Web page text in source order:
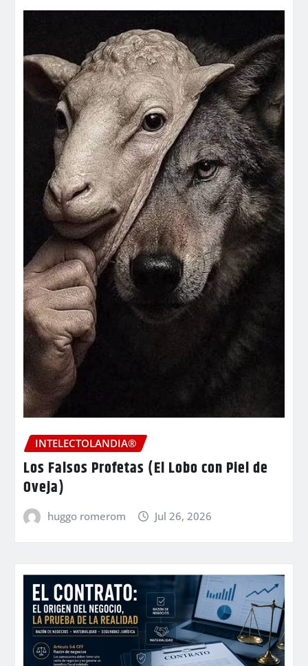
INTELECTOLANDIA®
Los Falsos Profetas (El Lobo con Piel de
Oveja)
huggo romerom Jul 26, 2026